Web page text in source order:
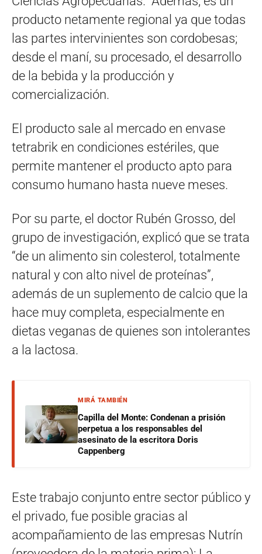
producto netamente regional ya que todas
las partes intervinientes son cordobesas;
desde el maní, su procesado, el desarrollo
de la bebida y la producción y
comercialización.
El producto sale al mercado en envase
tetrabrik en condiciones estériles, que
permite mantener el producto apto para
consumo humano hasta nueve meses.
Por su parte, el doctor Rubén Grosso, del
grupo de investigación, explicó que se trata
“de un alimento sin colesterol, totalmente
natural y con alto nivel de proteínas”,
además de un suplemento de calcio que la
hace muy completa, especialmente en
dietas veganas de quienes son intolerantes
a la lactosa.
MIRÁ TAMBIÉN
Capilla del Monte: Condenan a prisión
perpetua a los responsables del
asesinato de la escritora Doris
Cappenberg
Este trabajo conjunto entre sector público y
el privado, fue posible gracias al
acompañamiento de las empresas Nutrín